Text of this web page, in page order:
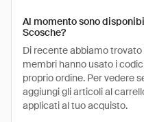
Al momento sono
Scosche?
Di recente abbiamo
membri hanno usato i
proprio ordine. Per vedere
aggiungi gli articoli al
applicati al tuo acquisto.